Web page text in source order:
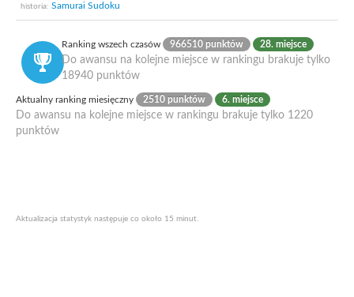
historia: Samurai Sudoku
Ranking wszech czasów 966510 punktów 28. miejsce
Do awansu na kolejne miejsce w rankingu brakuje tylko
18940 punktów
Aktualny ranking miesięczny 2510 punktów 6. miejsce
Do awansu na kolejne miejsce w rankingu brakuje tylko 1220
punktów
Aktualizacja statystyk następuje co około 15 minut.